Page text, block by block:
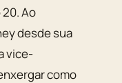
Ao
desde sua
vice-
como